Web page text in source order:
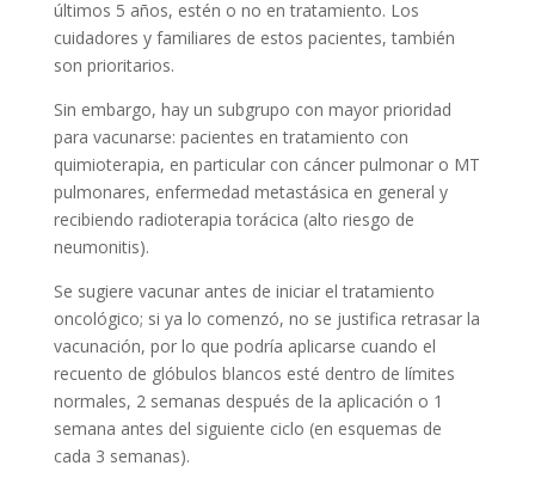
últimos 5 años, estén o no en tratamiento. Los
cuidadores y familiares de estos pacientes, también
son prioritarios.
Sin embargo, hay un subgrupo con mayor prioridad
para vacunarse: pacientes en tratamiento con
quimioterapia, en particular con cáncer pulmonar o MT
pulmonares, enfermedad metastásica en general y
recibiendo radioterapia torácica (alto riesgo de
neumonitis).
Se sugiere vacunar antes de iniciar el tratamiento
oncológico; si ya lo comenzó, no se justifica retrasar la
vacunación, por lo que podría aplicarse cuando el
recuento de glóbulos blancos esté dentro de límites
normales, 2 semanas después de la aplicación o 1
semana antes del siguiente ciclo (en esquemas de
cada 3 semanas).